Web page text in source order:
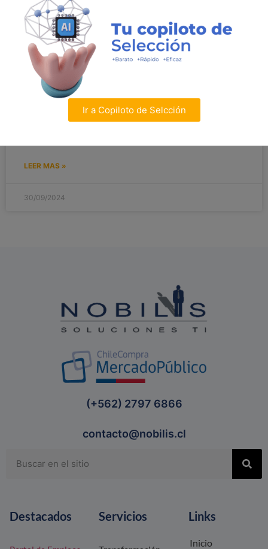
El onboarding digital está transformando la manera en
que las empresas integran a sus nuevos colaboradores,
especialmente en entornos remotos e híbridos. Este
enfoque optimiza la flexibilidad, reduce tiempos y
facilita el seguimiento detallado del progreso. En este
artículo, exploramos las herramientas y estrategias
clave para implementar un onboarding digital efectivo,
desde plataformas de aprendizaje en línea hasta la
importancia de un mentor virtual. Descubre cómo
mejorar la experiencia de los nuevos empleados y
LEER MAS »
30/09/2024
(+562) 2797 6866
contacto@nobilis.cl
Destacados Servicios Links
Inicio
Ir a Copiloto de Selcción